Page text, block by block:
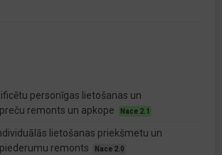
personīgas lietošanas un
remonts un apkope
Nace 2.1
lietošanas priekšmetu un
remonts
Nace 2.0